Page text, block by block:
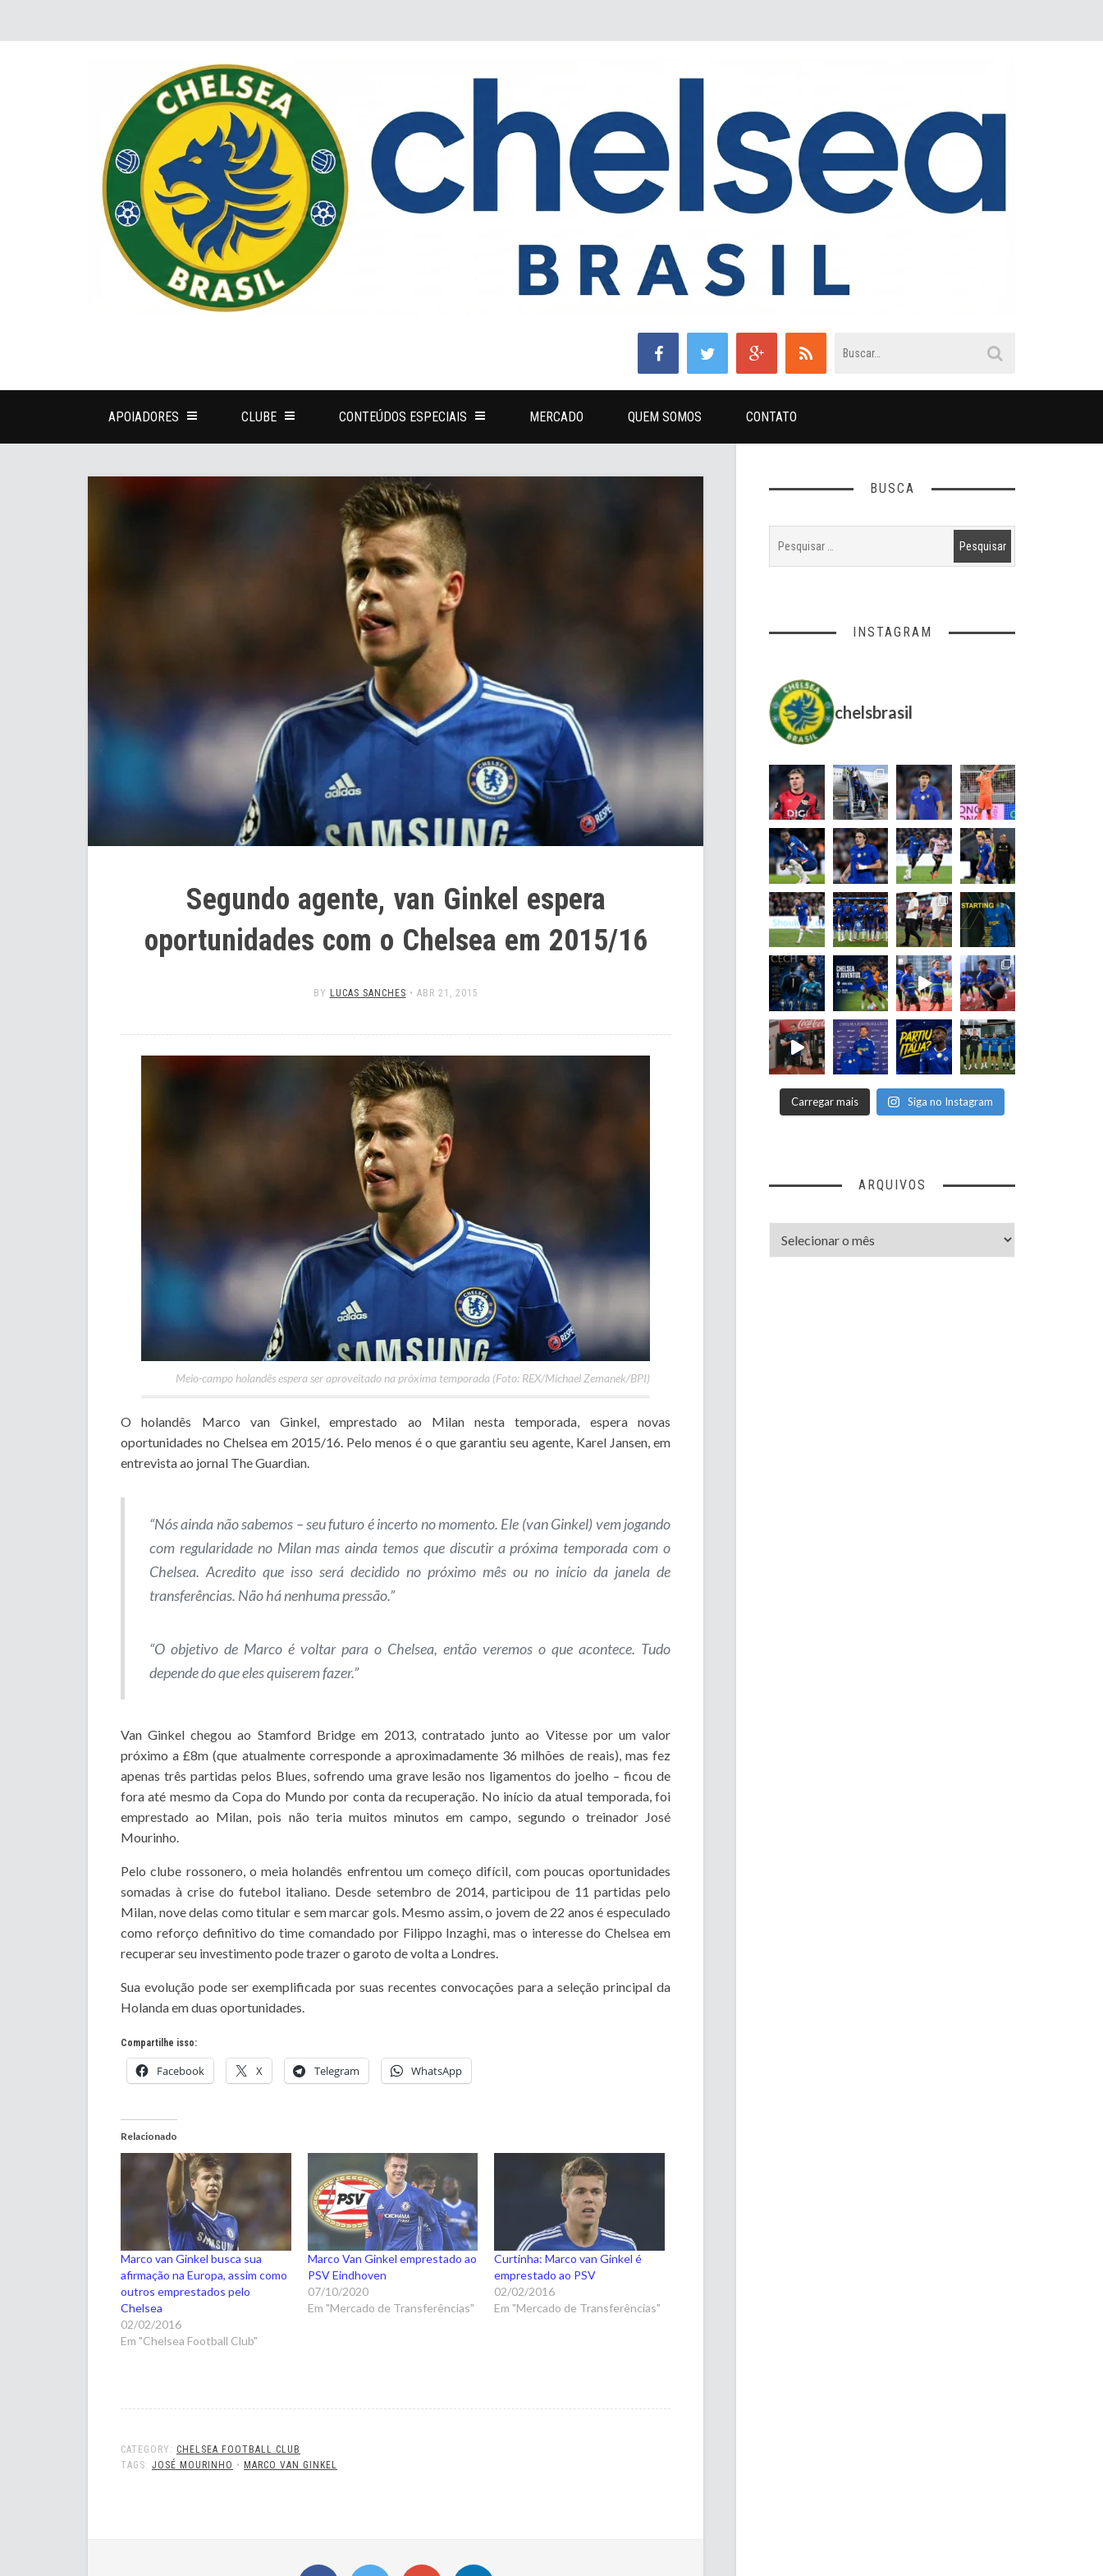
APOIADORES CLUBE CONTEÚDOS ESPECIAIS MERCADO QUEM SOMOS CONTATO
Segundo agente, van Ginkel espera
oportunidades com o Chelsea em 2015/16
BY LUCAS SANCHES • ABR 21, 2015
Meio-campo holandês espera ser aproveitado na próxima temporada (Foto: REX/Michael Zemanek/BPI)
O holandês Marco van Ginkel, emprestado ao Milan nesta temporada, espera novas
oportunidades no Chelsea em 2015/16. Pelo menos é o que garantiu seu agente, Karel Jansen, em
entrevista ao jornal The Guardian.
“Nós ainda não sabemos – seu futuro é incerto no momento. Ele (van Ginkel) vem jogando
com regularidade no Milan mas ainda temos que discutir a próxima temporada com o
Chelsea. Acredito que isso será decidido no próximo mês ou no início da janela de
transferências. Não há nenhuma pressão.”
“O objetivo de Marco é voltar para o Chelsea, então veremos o que acontece. Tudo
depende do que eles quiserem fazer.”
Van Ginkel chegou ao Stamford Bridge em 2013, contratado junto ao Vitesse por um valor
próximo a £8m (que atualmente corresponde a aproximadamente 36 milhões de reais), mas fez
apenas três partidas pelos Blues, sofrendo uma grave lesão nos ligamentos do joelho – ficou de
fora até mesmo da Copa do Mundo por conta da recuperação. No início da atual temporada, foi
emprestado ao Milan, pois não teria muitos minutos em campo, segundo o treinador José
Mourinho.
Pelo clube rossonero, o meia holandês enfrentou um começo difícil, com poucas oportunidades
somadas à crise do futebol italiano. Desde setembro de 2014, participou de 11 partidas pelo
Milan, nove delas como titular e sem marcar gols. Mesmo assim, o jovem de 22 anos é especulado
como reforço definitivo do time comandado por Filippo Inzaghi, mas o interesse do Chelsea em
recuperar seu investimento pode trazer o garoto de volta a Londres.
Sua evolução pode ser exemplificada por suas recentes convocações para a seleção principal da
Holanda em duas oportunidades.
Compartilhe isso:
Facebook X Telegram WhatsApp
Relacionado
Marco van Ginkel busca sua
afirmação na Europa, assim como
outros emprestados pelo
Chelsea
02/02/2016
Em "Chelsea Football Club"
Marco Van Ginkel emprestado ao
PSV Eindhoven
07/10/2020
Em "Mercado de Transferências"
Curtinha: Marco van Ginkel é
emprestado ao PSV
02/02/2016
Em "Mercado de Transferências"
CATEGORY: CHELSEA FOOTBALL CLUB
TAGS: JOSÉ MOURINHO • MARCO VAN GINKEL
BUSCA
INSTAGRAM
chelsbrasil
Carregar mais Siga no Instagram
ARQUIVOS